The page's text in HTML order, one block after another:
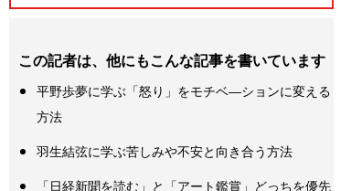
この記者は、他にもこんな記事を書いています
平野歩夢に学ぶ「怒り」をモチベ―ションに変える
方法
羽生結弦に学ぶ苦しみや不安と向き合う方法
「日経新聞を読む」と「アート鑑賞」どっちを優先